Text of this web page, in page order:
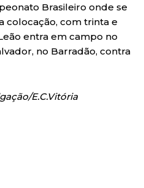
Brasileiro onde se
colocação, com trinta e
entra em campo no
no Barradão, contra
E.C.Vitória